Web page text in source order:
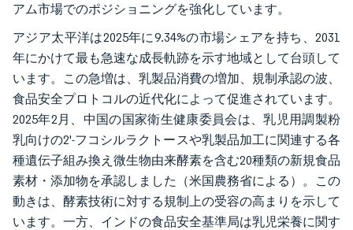
アム市場でのポジショニングを強化しています。
アジア太平洋は2025年に9.34%の市場シェアを持ち、2031
年にかけて最も急速な成長軌跡を示す地域として台頭して
います。この急増は、乳製品消費の増加、規制承認の波、
食品安全プロトコルの近代化によって促進されています。
2025年2月、中国の国家衛生健康委員会は、乳児用調製粉
乳向けの2'-フコシルラクトースや乳製品加工に関連する各
種遺伝子組み換え微生物由来酵素を含む20種類の新規食品
素材・添加物を承認しました（米国農務省による）。この
動きは、酵素技術に対する規制上の受容の高まりを示して
います。一方、インドの食品安全基準局は乳児栄養に関す